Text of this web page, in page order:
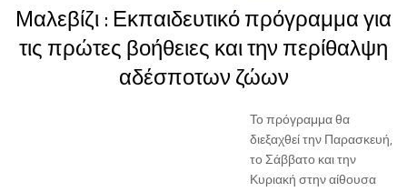
Μαλεβίζι : Εκπαιδευτικό πρόγραμμα για
τις πρώτες βοήθειες και την περίθαλψη
αδέσποτων ζώων
Το πρόγραμμα θα
διεξαχθεί την Παρασκευή,
το Σάββατο και την
Κυριακή στην αίθουσα